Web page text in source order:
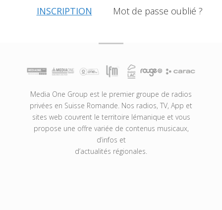
INSCRIPTION Mot de passe oublié ?
Media One Group est le premier groupe de radios
privées en Suisse Romande. Nos radios, TV, App et
sites web couvrent le territoire lémanique et vous
propose une offre variée de contenus musicaux,
d’infos et
d’actualités régionales.